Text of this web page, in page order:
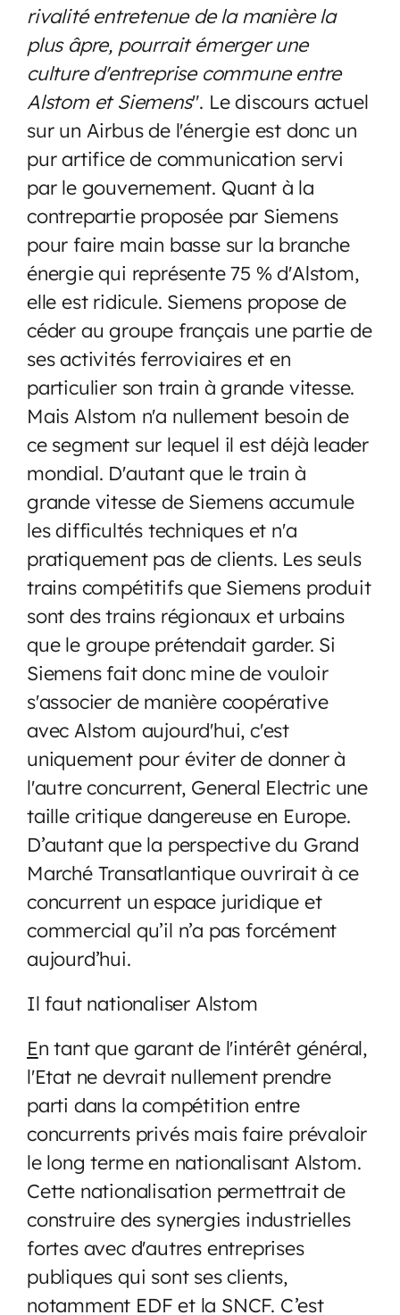
rivalité entretenue de la manière la
plus âpre, pourrait émerger une
culture d'entreprise commune entre
Alstom et Siemens". Le discours actuel
sur un Airbus de l'énergie est donc un
pur artifice de communication servi
par le gouvernement. Quant à la
contrepartie proposée par Siemens
pour faire main basse sur la branche
énergie qui représente 75 % d'Alstom,
elle est ridicule. Siemens propose de
céder au groupe français une partie de
ses activités ferroviaires et en
particulier son train à grande vitesse.
Mais Alstom n'a nullement besoin de
ce segment sur lequel il est déjà leader
mondial. D'autant que le train à
grande vitesse de Siemens accumule
les difficultés techniques et n'a
pratiquement pas de clients. Les seuls
trains compétitifs que Siemens produit
sont des trains régionaux et urbains
que le groupe prétendait garder. Si
Siemens fait donc mine de vouloir
s'associer de manière coopérative
avec Alstom aujourd'hui, c'est
uniquement pour éviter de donner à
l'autre concurrent, General Electric une
taille critique dangereuse en Europe.
D’autant que la perspective du Grand
Marché Transatlantique ouvrirait à ce
concurrent un espace juridique et
commercial qu’il n’a pas forcément
aujourd’hui.
Il faut nationaliser Alstom
En tant que garant de l'intérêt général,
l'Etat ne devrait nullement prendre
parti dans la compétition entre
concurrents privés mais faire prévaloir
le long terme en nationalisant Alstom.
Cette nationalisation permettrait de
construire des synergies industrielles
fortes avec d'autres entreprises
publiques qui sont ses clients,
notamment EDF et la SNCF. C’est